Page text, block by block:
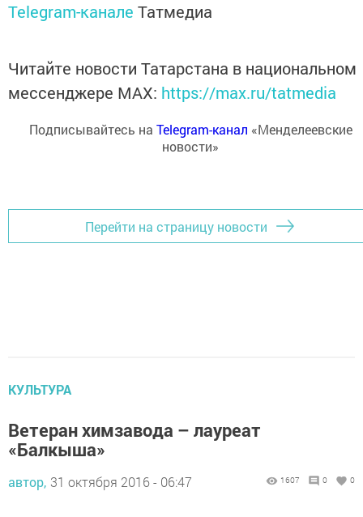
Telegram-канале Татмедиа
Читайте новости Татарстана в национальном
мессенджере MАХ: https://max.ru/tatmedia
Подписывайтесь на Telegram-канал «Менделеевские
новости»
Перейти на страницу новости
КУЛЬТУРА
Ветеран химзавода – лауреат
«Балкыша»
автор, 31 октября 2016 - 06:47 1607 0 0